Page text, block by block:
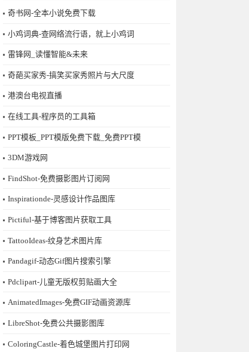
奇书网-全本小说免费下载
小鸡词典-查网络流行语，就上小鸡词
雷锋网_读懂智能&未来
奇葩买家秀-搞笑买家秀照片与大尺度
港澳台电视直播
在线工具-程序员的工具箱
PPT模板_PPT模版免费下载_免费PPT模
3DM游戏网
FindShot-免费摄影图片订阅网
Inspirationde-灵感设计作品图库
Pictiful-基于博客图片获取工具
TattooIdeas-纹身艺术图片库
Pandagif-动态Gif图片搜索引擎
Pdclipart-儿童无版权剪贴画大全
AnimatedImages-免费GIF动画资源库
LibreShot-免费公共摄影图库
ColoringCastle-着色城堡图片打印网